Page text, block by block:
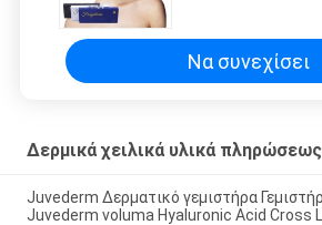
Να συνεχίσει
Δερμικά χειλικά υλικά πληρώσεως
Juvederm Δερματικό γεμιστήρα
Juvederm voluma Hyaluronic Acid Cross